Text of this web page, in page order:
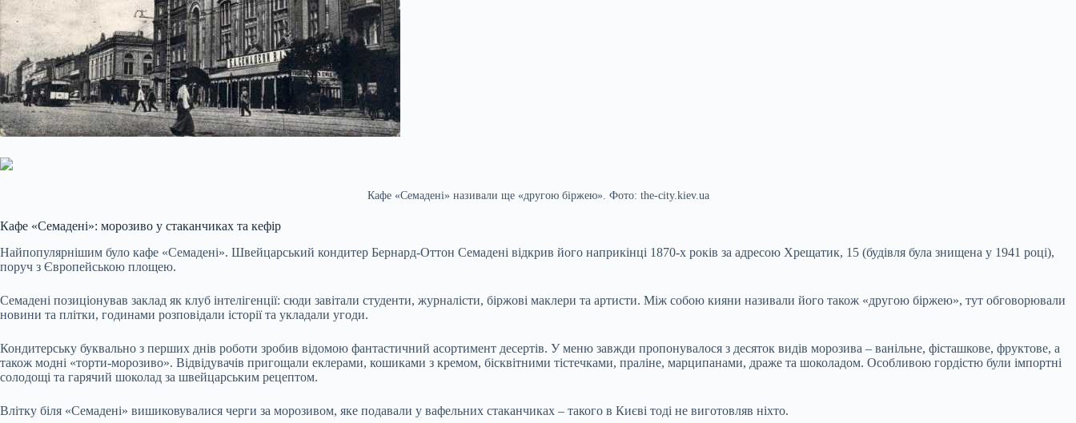
Кафе «Семадені» називали ще «другою біржею». Фото: the-city.kiev.ua
Кафе «Семадені»: морозиво у стаканчиках та кефір
Найпопулярнішим було кафе «Семадені». Швейцарський кондитер Бернард-Оттон Семадені відкрив його наприкінці 1870-х років за адресою Хрещатик, 15 (будівля була знищена у 1941 році),
поруч з Європейською площею.
Семадені позиціонував заклад як клуб інтелігенції: сюди завітали студенти, журналісти, біржові маклери та артисти. Між собою кияни називали його також «другою біржею», тут обговорювали
новини та плітки, годинами розповідали історії та укладали угоди.
Кондитерську буквально з перших днів роботи зробив відомою фантастичний асортимент десертів. У меню завжди пропонувалося з десяток видів морозива – ванільне, фісташкове, фруктове, а
також модні «торти-морозиво». Відвідувачів пригощали еклерами, кошиками з кремом, бісквітними тістечками, праліне, марципанами, драже та шоколадом. Особливою гордістю були імпортні
солодощі та гарячий шоколад за швейцарським рецептом.
Влітку біля «Семадені» вишиковувалися черги за морозивом, яке подавали у вафельних стаканчиках – такого в Києві тоді не виготовляв ніхто.